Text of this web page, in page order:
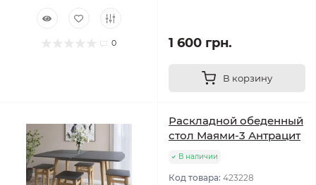
0 1 600 грн.
В корзину
Раскладной обеденный
стол Маями-3 Антрацит
В наличии
Код товара: 423228